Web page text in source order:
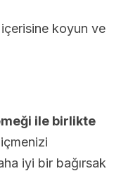
koyun ve
ile birlikte
içmenizi
iyi bir bağırsak